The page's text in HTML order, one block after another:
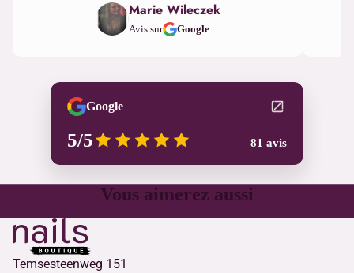
Marie Wileczek
Avis sur Google
Google
5/5 81 avis
Vous aimerez aussi
Temsesteenweg 151